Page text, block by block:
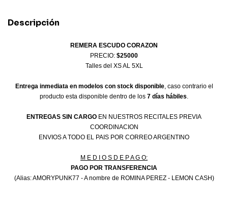
Descripción
REMERA ESCUDO CORAZON
PRECIO: $25000
Talles del XS AL 5XL
Entrega inmediata en modelos con stock disponible, caso contrario el
producto esta disponible dentro de los 7 días hábiles.
ENTREGAS SIN CARGO EN NUESTROS RECITALES PREVIA
COORDINACION
ENVIOS A TODO EL PAIS POR CORREO ARGENTINO
M E D I O S D E P A G O:
PAGO POR TRANSFERENCIA
(Alias: AMORYPUNK77 - A nombre de ROMINA PEREZ - LEMON CASH)